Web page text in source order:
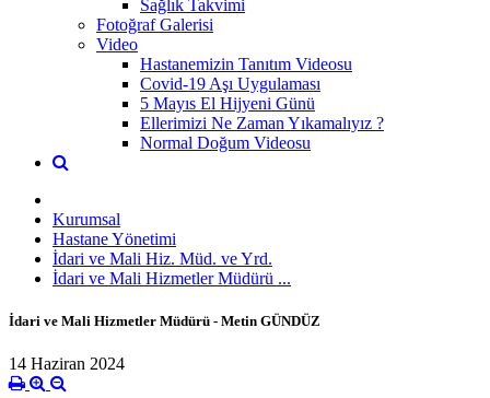
Sağlık Takvimi
Fotoğraf Galerisi
Video
Hastanemizin Tanıtım Videosu
Covid-19 Aşı Uygulaması
5 Mayıs El Hijyeni Günü
Ellerimizi Ne Zaman Yıkamalıyız ?
Normal Doğum Videosu
Kurumsal
Hastane Yönetimi
İdari ve Mali Hiz. Müd. ve Yrd.
İdari ve Mali Hizmetler Müdürü ...
İdari ve Mali Hizmetler Müdürü - Metin GÜNDÜZ
14 Haziran 2024